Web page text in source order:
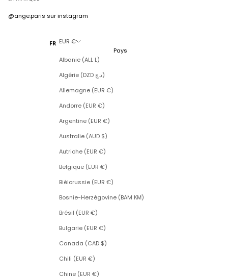
@ange.paris sur instagram
FR EUR €
Pays
Albanie (ALL L)
Algérie (DZD د.ج)
Allemagne (EUR €)
Andorre (EUR €)
Argentine (EUR €)
Australie (AUD $)
Autriche (EUR €)
Belgique (EUR €)
Biélorussie (EUR €)
Bosnie-Herzégovine (BAM КМ)
Brésil (EUR €)
Bulgarie (EUR €)
Canada (CAD $)
Chili (EUR €)
Chine (EUR €)